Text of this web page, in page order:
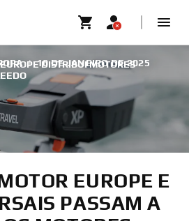
DISTRIBUI MOTORES
| 10 DE JANEIRO DE 2025
EUROPE E
PASSAM A